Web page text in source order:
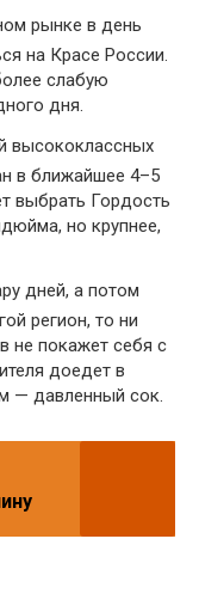
рынке в день
на Красе России.
слабую
дня.
высококлассных
в ближайшее 4–5
выбрать Гордость
но крупнее,
дней, а потом
регион, то ни
не покажет себя с
доедет в
— давленный сок.